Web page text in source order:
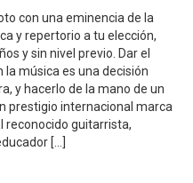
con una eminencia de la
y repertorio a tu elección,
y sin nivel previo. Dar el
la música es una decisión
y hacerlo de la mano de un
prestigio internacional marca
reconocido guitarrista,
[…]